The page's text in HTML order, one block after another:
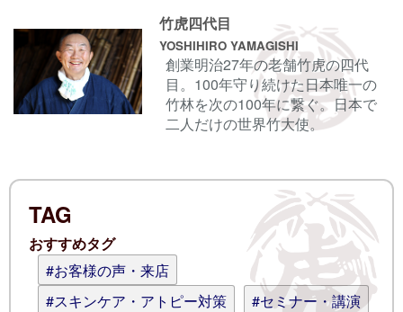
コメントする前にサインイン
ます。
名前
コメント (スタイル用のHTMLタグを使
えます)
竹虎四代目
YOSHIHIRO YAMAGISHI
創業明治27年の老舗竹虎の四代
目。100年守り続けた日本唯一の
竹林を次の100年に繋ぐ。日本で
二人だけの世界竹大使。
TAG
おすすめタグ
#お客様の声・来店
#スキンケア・アトピー対策
#セミナー・講演